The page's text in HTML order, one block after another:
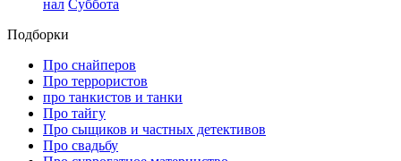
нал Суб­бо­та
Подборки
Про снайперов
Про террористов
про танкистов и танки
Про тайгу
Про сыщиков и частных детективов
Про свадьбу